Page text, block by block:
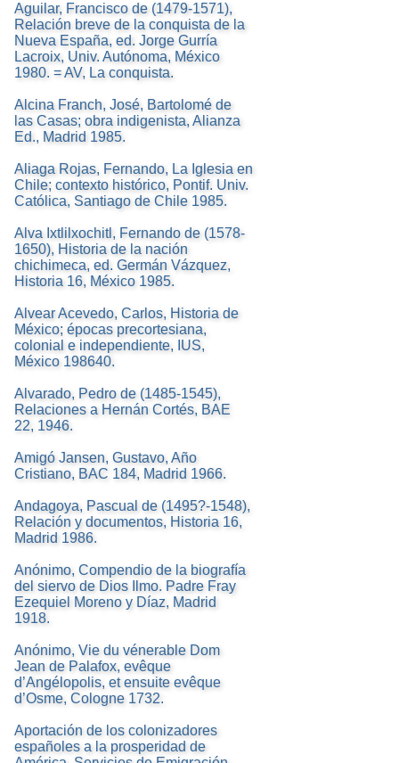
Aguilar, Francisco de (1479-1571),
Relación breve de la conquista de la
Nueva España, ed. Jorge Gurría
Lacroix, Univ. Autónoma, México
1980. = AV, La conquista.
Alcina Franch, José, Bartolomé de
las Casas; obra indigenista, Alianza
Ed., Madrid 1985.
Aliaga Rojas, Fernando, La Iglesia en
Chile; contexto histórico, Pontif. Univ.
Católica, Santiago de Chile 1985.
Alva Ixtlilxochitl, Fernando de (1578-
1650), Historia de la nación
chichimeca, ed. Germán Vázquez,
Historia 16, México 1985.
Alvear Acevedo, Carlos, Historia de
México; épocas precortesiana,
colonial e independiente, IUS,
México 198640.
Alvarado, Pedro de (1485-1545),
Relaciones a Hernán Cortés, BAE
22, 1946.
Amigó Jansen, Gustavo, Año
Cristiano, BAC 184, Madrid 1966.
Andagoya, Pascual de (1495?-1548),
Relación y documentos, Historia 16,
Madrid 1986.
Anónimo, Compendio de la biografía
del siervo de Dios Ilmo. Padre Fray
Ezequiel Moreno y Díaz, Madrid
1918.
Anónimo, Vie du vénerable Dom
Jean de Palafox, evêque
d’Angélopolis, et ensuite evêque
d’Osme, Cologne 1732.
Aportación de los colonizadores
españoles a la prosperidad de